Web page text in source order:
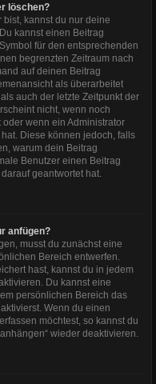
löschen?
kannst du nur deine
kannst einen Beitrag
für den entsprechenden
begrenzten Zeitraum nach
auf deinen Beitrag
als überarbeitet
auch der letzte Zeitpunkt der
nicht, wenn noch
wenn ein Administrator
Diese können jedoch, falls
warum dein Beitrag
Benutzer einen Beitrag
geantwortet hat.
anfügen?
musst du zunächst eine
Bereich entwerfen.
hast, kannst du in jedem
Du kannst eine
persönlichen Bereich das
Wenn du einen
möchtest, so kannst du
wieder deaktivieren.